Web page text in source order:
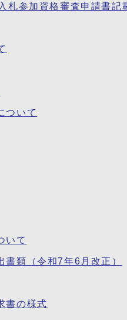
札参加資格審査申請書記
ついて
いて
類（令和7年6月改正）
書の様式